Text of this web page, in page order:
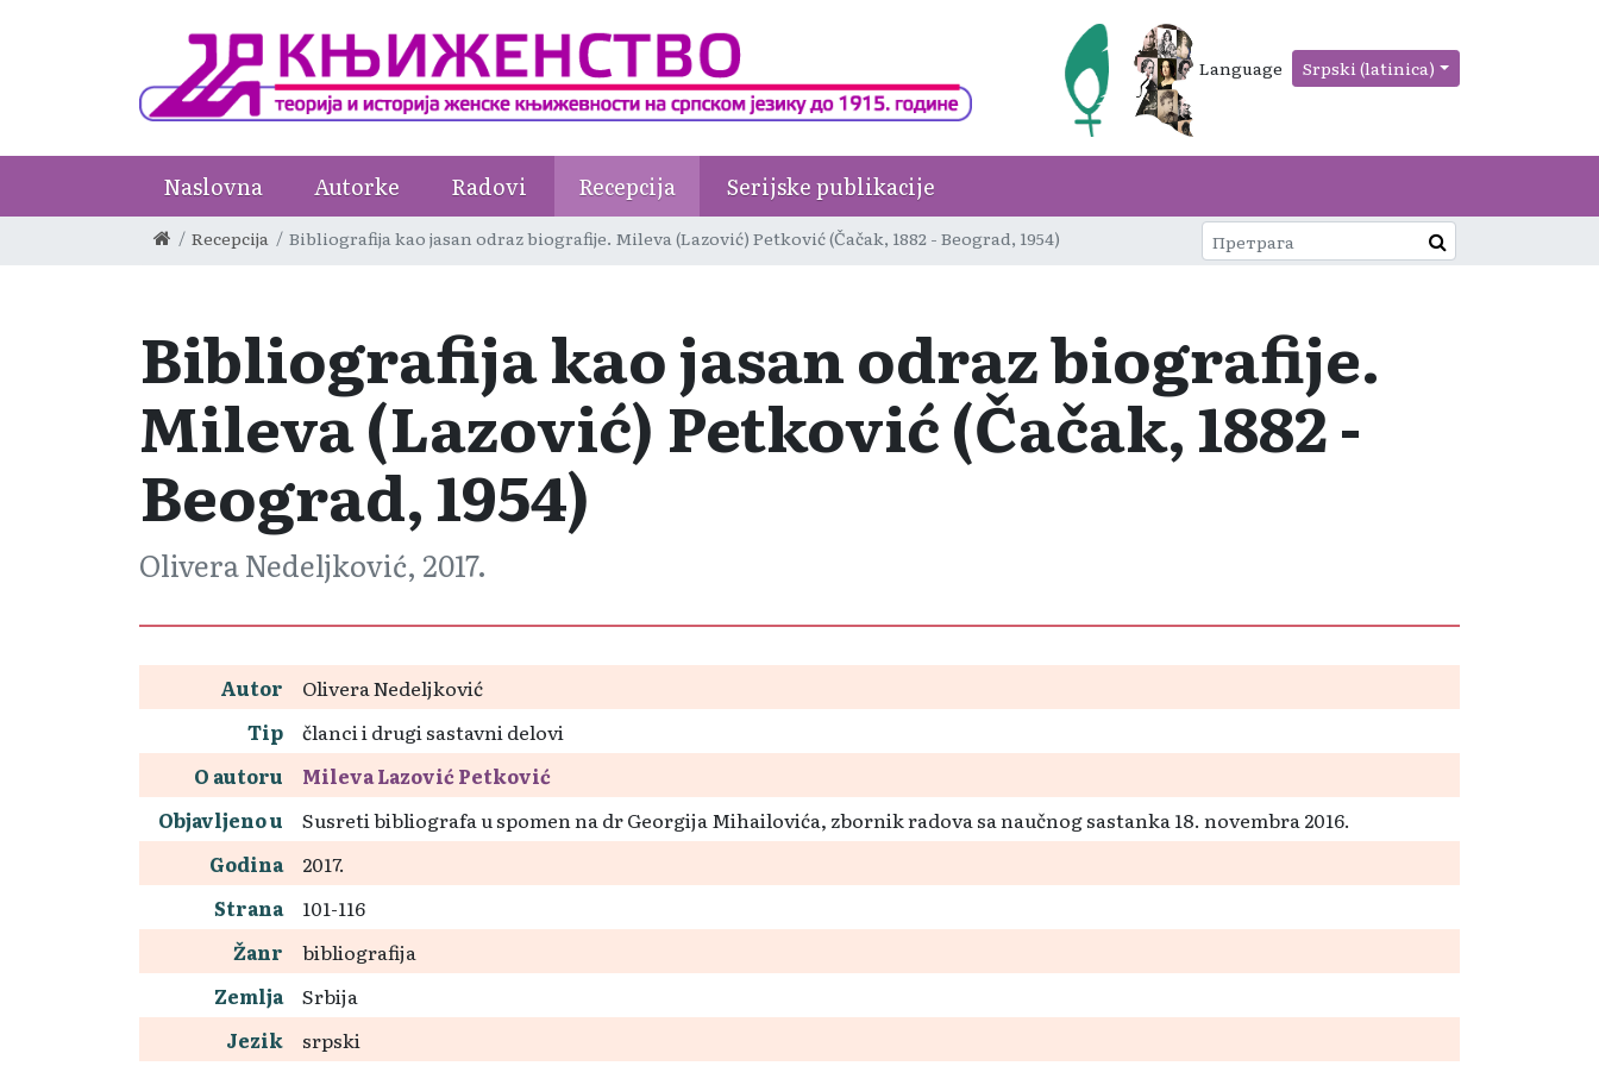
Language Srpski (latinica)
Naslovna Autorke Radovi Recepcija Serijske publikacije
Recepcija Bibliografija kao jasan odraz biografije. Mileva (Lazović) Petković (Čačak, 1882 - Beograd, 1954)
Bibliografija kao jasan odraz biografije.
Mileva (Lazović) Petković (Čačak, 1882 -
Beograd, 1954)
Olivera Nedeljković, 2017.
Autor
Olivera Nedeljković
Tip
članci i drugi sastavni delovi
O autoru
Mileva Lazović Petković
Objavljeno u
Susreti bibliografa u spomen na dr Georgija Mihailovića, zbornik radova sa naučnog sastanka 18. novembra 2016.
Godina
2017.
Strana
101-116
Žanr
bibliografija
Zemlja
Srbija
Jezik
srpski